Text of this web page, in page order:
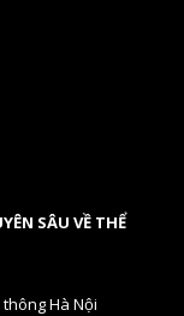
SÂU VỀ THỂ
Hà Nội